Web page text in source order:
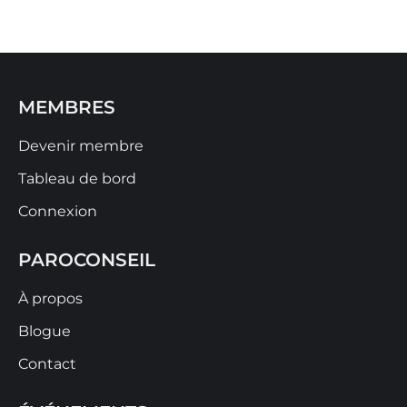
MEMBRES
Devenir membre
Tableau de bord
Connexion
PAROCONSEIL
À propos
Blogue
Contact